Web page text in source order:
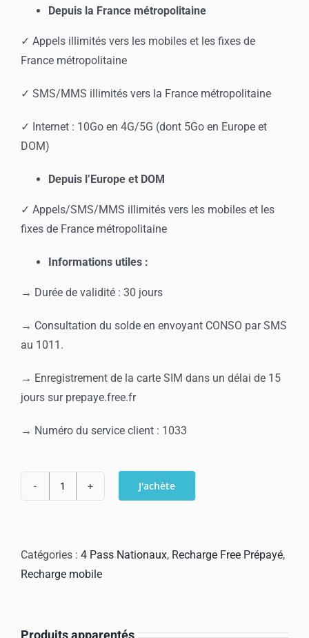
Depuis la France métropolitaine
✓ Appels illimités vers les mobiles et les fixes de
France métropolitaine
✓ SMS/MMS illimités vers la France métropolitaine
✓ Internet : 10Go en 4G/5G (dont 5Go en Europe et
DOM)
Depuis l’Europe et DOM
✓ Appels/SMS/MMS illimités vers les mobiles et les
fixes de France métropolitaine
Informations utiles :
→ Durée de validité : 30 jours
→ Consultation du solde en envoyant CONSO par SMS
au 1011.
→ Enregistrement de la carte SIM dans un délai de 15
jours sur prepaye.free.fr
→ Numéro du service client : 1033
Free
Pass
J'achète
Catégories : 4 Pass Nationaux, Recharge Free Prépayé,
Recharge mobile
Produits apparentés